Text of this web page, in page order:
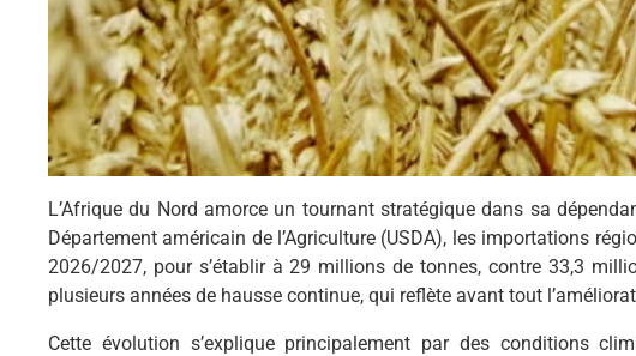
L’Afrique du Nord amorce un tournant stratégique dans sa
Département américain de l’Agriculture (USDA), les importations
2026/2027, pour s’établir à 29 millions de tonnes, contre 33,3
plusieurs années de hausse continue, qui reflète avant tout
Cette évolution s’explique principalement par des conditions